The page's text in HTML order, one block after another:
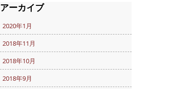
アーカイブ
2020年1月
2018年11月
2018年10月
2018年9月